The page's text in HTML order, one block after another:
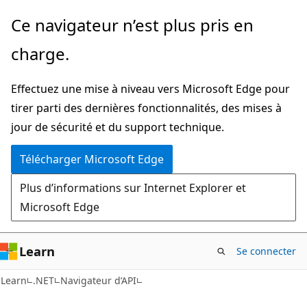
Passer
directement
au
principal
Passer
la
dans
la
page
Ce navigateur n’est plus pris en
charge.
Effectuez une mise à niveau vers Microsoft Edge pour
tirer parti des dernières fonctionnalités, des mises à
jour de sécurité et du support technique.
Télécharger Microsoft Edge
Plus d’informations sur Internet Explorer et
Microsoft Edge
Learn Se connecter
Learn .NET Navigateur d’API